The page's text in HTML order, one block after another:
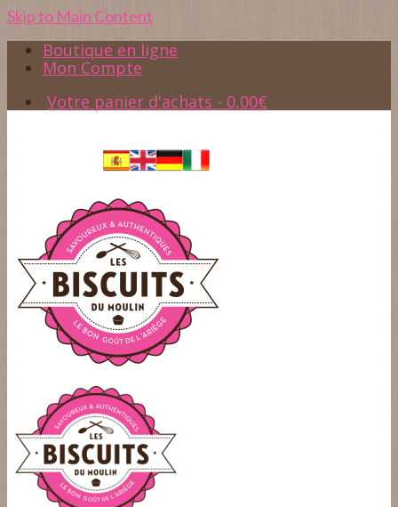
Skip to Main Content
Boutique en ligne
Mon Compte
Votre panier d'achats - 0,00€